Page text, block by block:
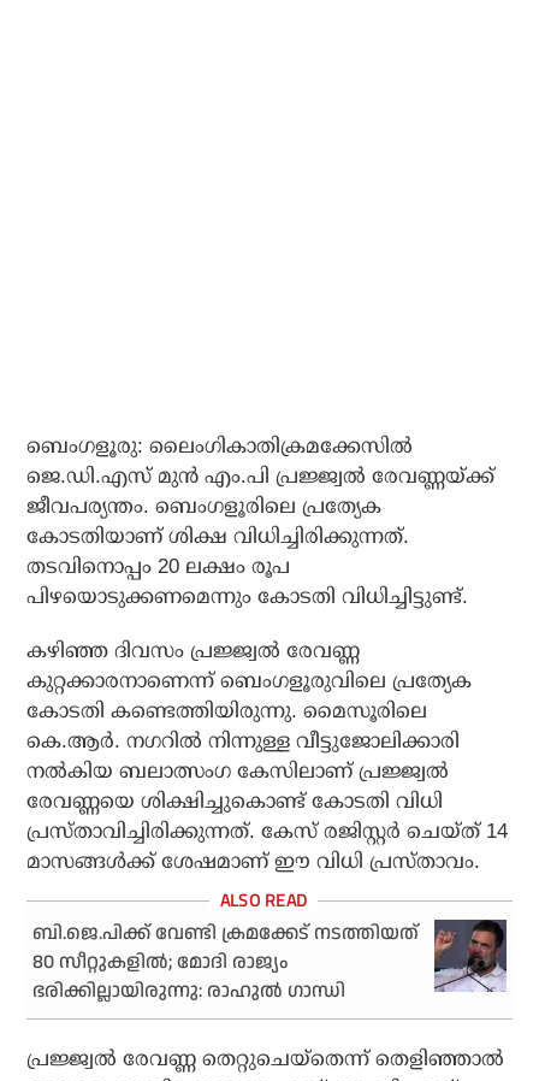
ബെംഗളൂരു: ലൈംഗികാതിക്രമക്കേസില്‍
ജെ.ഡി.എസ് മുന്‍ എം.പി പ്രജ്ജ്വല്‍ രേവണ്ണയ്ക്ക്
ജീവപര്യന്തം. ബെംഗളൂരിലെ പ്രത്യേക
കോടതിയാണ് ശിക്ഷ വിധിച്ചിരിക്കുന്നത്.
തടവിനൊപ്പം 20 ലക്ഷം രൂപ
പിഴയൊടുക്കണമെന്നും കോടതി വിധിച്ചിട്ടുണ്ട്.
കഴിഞ്ഞ ദിവസം പ്രജ്ജ്വല്‍ രേവണ്ണ
കുറ്റക്കാരനാണെന്ന് ബെംഗളൂരുവിലെ പ്രത്യേക
കോടതി കണ്ടെത്തിയിരുന്നു. മൈസൂരിലെ
കെ.ആര്‍. നഗറില്‍ നിന്നുള്ള വീട്ടുജോലിക്കാരി
നല്‍കിയ ബലാത്സംഗ കേസിലാണ് പ്രജ്ജ്വല്‍
രേവണ്ണയെ ശിക്ഷിച്ചുകൊണ്ട് കോടതി വിധി
പ്രസ്താവിച്ചിരിക്കുന്നത്. കേസ് രജിസ്റ്റര്‍ ചെയ്ത് 14
മാസങ്ങള്‍ക്ക് ശേഷമാണ് ഈ വിധി പ്രസ്താവം.
ബി.ജെ.പിക്ക് വേണ്ടി ക്രമക്കേട് നടത്തിയത്
80 സീറ്റുകളില്‍; മോദി രാജ്യം
ഭരിക്കില്ലായിരുന്നു: രാഹുല്‍ ഗാന്ധി
പ്രജ്ജ്വല്‍ രേവണ്ണ തെറ്റുചെയ്‌തെന്ന് തെളിഞ്ഞാല്‍